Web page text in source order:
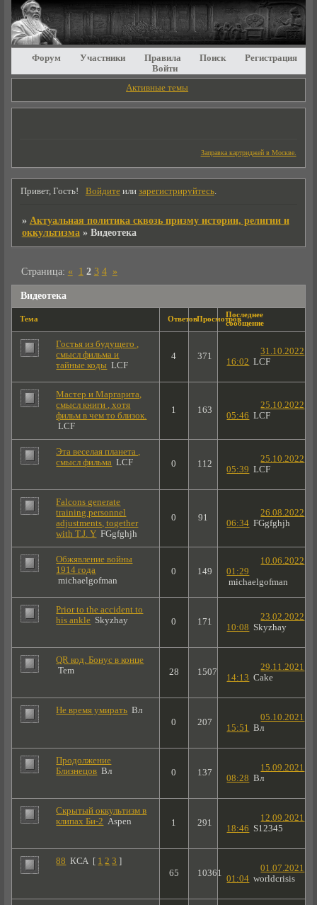
Форум Участники Правила Поиск
Регистрация
Войти
Активные темы
Заправка картриджей в Москве.
Привет, Гость! Войдитеили зарегистрируйтесь.
» Актуальная политика сквозь призму истории, религии и
оккультизма » Видеотека
Видеотека
Страница: « 1 2 3 4 »
Тема ОтветовПросмотровПоследнее
сообщение
Гостья из будущего ,
смысл фильма и
тайные коды LCF
4 371
31.10.2022
16:02 LCF
Мастер и Маргарита,
смысл книги , хотя
фильм в чем то близок.
LCF
1 163
25.10.2022
05:46 LCF
Эта веселая планета ,
смысл фильма LCF 0 112
25.10.2022
05:39 LCF
Falcons generate
training personnel
adjustments, together
with T.J. Y FGgfghjh
0 91
26.08.2022
06:34 FGgfghjh
Обжявление войны
1914 года
michaelgofman
0 149
10.06.2022
01:29
michaelgofman
Prior to the accident to
his ankle Skyzhay 0 171
23.02.2022
10:08 Skyzhay
QR код. Бонус в конце
Tem
28 1507
29.11.2021
14:13 Cake
Не время умирать Вл
0
207
05.10.2021
15:51 Вл
Продолжение
Близнецов Вл 0 137
15.09.2021
08:28 Вл
Скрытый оккультизм в
клипах Би-2 Aspen 1 291
12.09.2021
18:46 S12345
88 КСА [ 1 2 3 ]
65
10361
01.07.2021
01:04 worldcrisis